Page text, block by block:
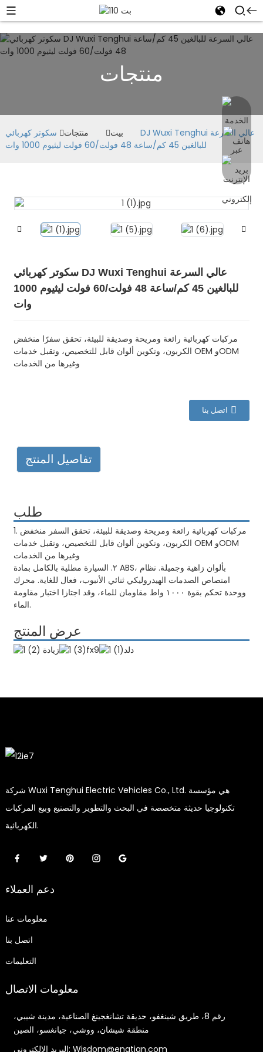
منتجات
بيت منتجات
سكوتر كهربائي DJ Wuxi Tenghui عالي السرعة
للبالغين 45 كم/ساعة 48 فولت/60 فولت ليثيوم 1000 وات
سكوتر كهربائي DJ Wuxi Tenghui عالي السرعة
للبالغين 45 كم/ساعة 48 فولت/60 فولت ليثيوم 1000
وات
مركبات كهربائية رائعة ومريحة وصديقة للبيئة، تحقق سفرًا منخفض
الكربون، وتكوين ألوان قابل للتخصيص، وتقبل خدمات OEM وODM
وغيرها من الخدمات
اتصل بنا
تفاصيل المنتج
طلب
1. مركبات كهربائية رائعة ومريحة وصديقة للبيئة، تحقق السفر منخفض
الكربون، وتكوين ألوان قابل للتخصيص، وتقبل خدمات OEM وODM
وغيرها من الخدمات
٢. السيارة مطلية بالكامل بمادة ABS، بألوان زاهية وجميلة. نظام
امتصاص الصدمات الهيدروليكي ثنائي الأنبوب، فعال للغاية. محرك
ووحدة تحكم بقوة ١٠٠٠ واط مقاومان للماء، وقد اجتازا اختبار مقاومة
الماء.
عرض المنتج
شركة Wuxi Tenghui Electric Vehicles Co., Ltd. هي مؤسسة
تكنولوجيا حديثة متخصصة في البحث والتطوير والتصنيع وبيع المركبات
الكهربائية.
دعم العملاء
معلومات عنا
اتصل بنا
التعليمات
معلومات الاتصال
رقم 8، طريق شينغفو، حديقة تشانغجينغ الصناعية، مدينة شيبي،
منطقة شيشان، ووشي، جيانغسو، الصين
البريد الإلكتروني: Wisdom@engtian.com